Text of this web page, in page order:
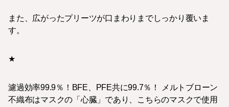
また、広がったプリーツが口まわりまでしっかり覆いま
す。
★
濾過効率99.9％！BFE、PFE共に99.7％！ メルトブローン
不織布はマスクの「心臓」であり、こちらのマスクで使用